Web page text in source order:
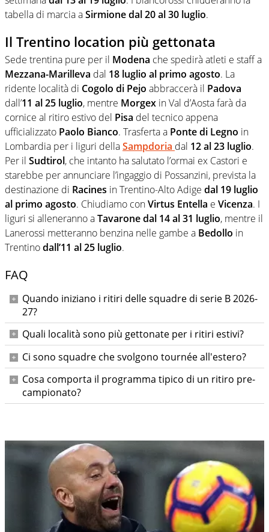
tabella di marcia aSirmionedal 20 al 30 luglio.
Il Trentino location più gettonata
Sede trentina pure per il Modena che spedirà atleti e staff a
Mezzana-Marilleva dal 18 luglio al primo agosto. La
ridente località di Cogolo di Pejo abbraccerà il Padova
dall’11 al 25 luglio, mentre Morgex in Val d’Aosta farà da
cornice al ritiro estivo del Pisa del tecnico appena
ufficializzato Paolo Bianco. Trasferta a Ponte di Legno in
Lombardia per i liguri dellaSampdoria dal 12 al 23 luglio.
Per il Sudtirol, che intanto ha salutato l’ormai ex Castori e
starebbe per annunciare l’ingaggio di Possanzini, prevista la
destinazione di Racines in Trentino-Alto Adige dal 19 luglio
al primo agosto. Chiudiamo conVirtus Entella e Vicenza. I
liguri si alleneranno aTavaronedal 14 al 31 luglio, mentre il
Lanerossi metteranno benzina nelle gambe a Bedollo in
Trentinodall’11 al 25 luglio.
FAQ
Quando iniziano i ritiri delle squadre di serie B 2026-
27?
I ritiri iniziano nella prima metà di luglio con date variabili:
alcune squadre partono già dai primi giorni, altre
organizzano sessioni a metà o fine mese.
Quali località sono più gettonate per i ritiri estivi?
Il Trentino e le località di montagna sono tra le più scelte
per aria pulita e tranquillità; compaiono anche sedi in
Abruzzo, Lombardia e Val d'Aosta.
Ci sono squadre che svolgono tournée all'estero?
Sì: per esempio il Palermo farà una parte del ritiro in
Australia, con una tournée prevista a Perth all'inizio di
agosto.
Cosa comporta il programma tipico di un ritiro pre-
campionato?